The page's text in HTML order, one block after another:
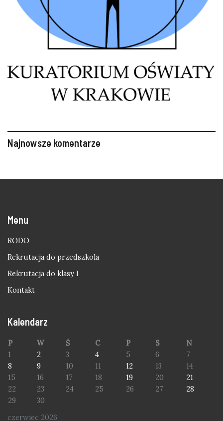
Najnowsze komentarze
Menu
RODO
Rekrutacja do przedszkola
Rekrutacja do klasy I
Kontakt
Kalendarz
czerwiec 2026
P W Ś C P S
N
1
2 3 4 5 6
7
8
9 10 11 12 13
14
15
16 17 18 19 20
21
22
23 24 25 26 27
28
29
30